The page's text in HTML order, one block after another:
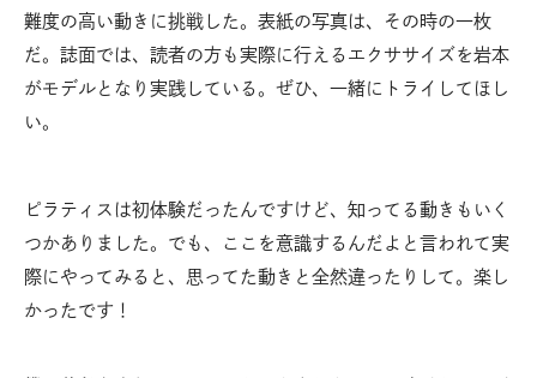
難度の高い動きに挑戦した。表紙の写真は、その時の一枚
だ。誌面では、読者の方も実際に行えるエクササイズを岩本
がモデルとなり実践している。ぜひ、一緒にトライしてほし
い。
ピラティスは初体験だったんですけど、知ってる動きもいく
つかありました。でも、ここを意識するんだよと言われて実
際にやってみると、思ってた動きと全然違ったりして。楽し
かったです！